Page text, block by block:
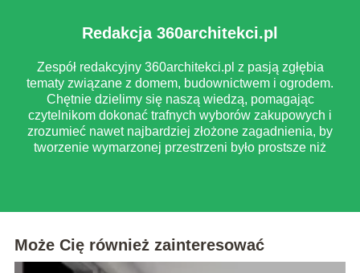
Redakcja 360architekci.pl
Zespół redakcyjny 360architekci.pl z pasją zgłębia
tematy związane z domem, budownictwem i ogrodem.
Chętnie dzielimy się naszą wiedzą, pomagając
czytelnikom dokonać trafnych wyborów zakupowych i
zrozumieć nawet najbardziej złożone zagadnienia, by
tworzenie wymarzonej przestrzeni było prostsze niż
Może Cię również zainteresować